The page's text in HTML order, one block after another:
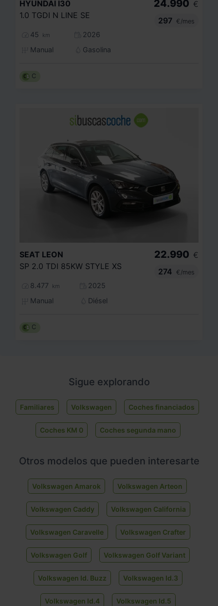
HYUNDAI I30
1.0 TGDI N LINE SE
45 km
2026
Manual
Gasolina
24.990 €
297
€/mes
C
SEAT LEON
SP 2.0 TDI 85KW STYLE XS
8.477 km
2025
Manual
Diésel
22.990 €
274
€/mes
C
Sigue explorando
Familiares Volkswagen Coches financiados
Coches KM 0 Coches segunda mano
Otros modelos que pueden interesarte
Volkswagen Amarok Volkswagen Arteon
Volkswagen Caddy Volkswagen California
Volkswagen Caravelle Volkswagen Crafter
Volkswagen Golf Volkswagen Golf Variant
Volkswagen Id. Buzz Volkswagen Id.3
Volkswagen Id.4 Volkswagen Id.5